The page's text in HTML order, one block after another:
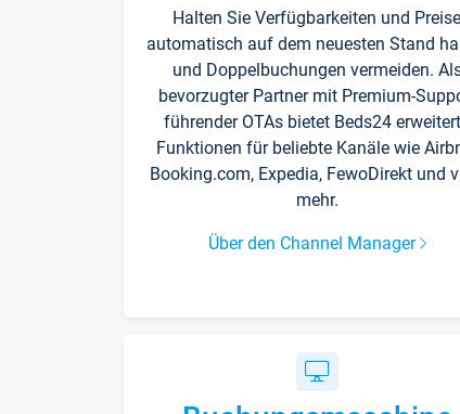
Halten Sie Verfügbarkeiten und Preise
automatisch auf dem neuesten Stand
und Doppelbuchungen vermeiden.
bevorzugter Partner mit Premium-
führender OTAs bietet Beds24
Funktionen für beliebte Kanäle wie
Booking.com, Expedia, FewoDirekt und
mehr.
Über den Channel Manager